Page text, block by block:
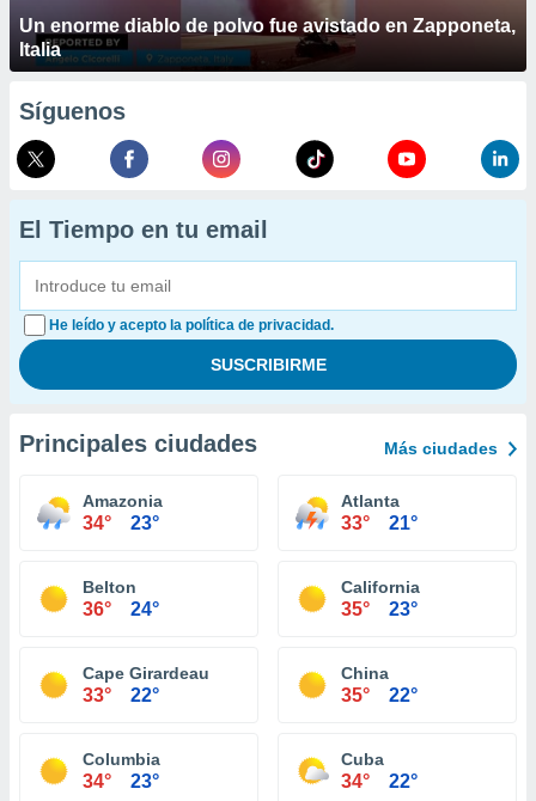
Un enorme diablo de polvo fue avistado en Zapponeta,
Italia
Síguenos
El Tiempo en tu email
He leído y acepto la política de privacidad.
Principales ciudades Más ciudades
Amazonia
34° 23°
Atlanta
33° 21°
Belton
36° 24°
California
35° 23°
Cape Girardeau
33° 22°
China
35° 22°
Columbia
34° 23°
Cuba
34° 22°